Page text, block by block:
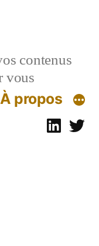
contenus
vous
À propos